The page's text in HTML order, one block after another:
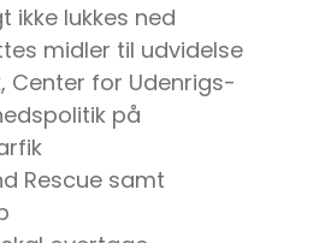
lukkes ned
midler til udvidelse
Center for Udenrigs-
på
Rescue samt